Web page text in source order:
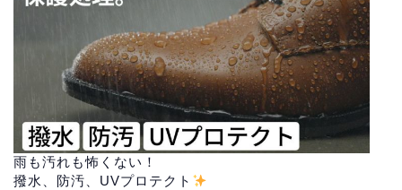
雨も汚れも怖くない！
撥水、防汚、UVプロテクト